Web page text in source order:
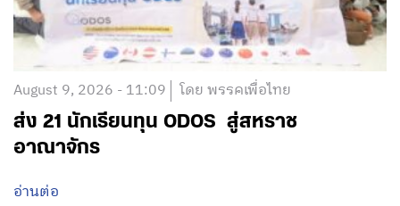
August 9, 2026 - 11:09 โดย พรรคเพื่อไทย
ส่ง 21 นักเรียนทุน ODOS สู่สหราช
อาณาจักร
อ่านต่อ